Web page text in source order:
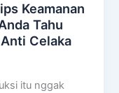
Keamanan
Tahu
Celaka
itu nggak